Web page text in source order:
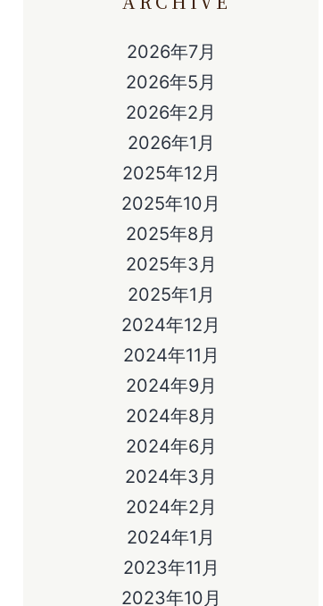
2026年7月
2026年5月
2026年2月
2026年1月
2025年12月
2025年10月
2025年8月
2025年3月
2025年1月
2024年12月
2024年11月
2024年9月
2024年8月
2024年6月
2024年3月
2024年2月
2024年1月
2023年11月
2023年10月